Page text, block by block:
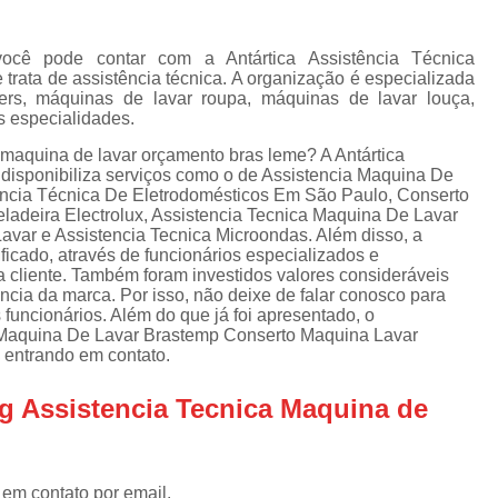
Assistencia Tecnica
Assistencia Tecnica Refrigerador Electrolux
Assistencia Tecnica Lavadora Secadora
Assistencia Tecnica Maquina Secadora de
Assistencia Tecnica
Assistencia Tecnica Samsung
Assistencia Tecnica Secadora a Gas
Assistencia Tecnica Secadora Enxuta
Assistencia Tecnica de Fogão
pode contar com a Antártica Assistência Técnica
de assistência técnica. A organização é especializada
máquinas de lavar roupa, máquinas de lavar louça,
especialidades.
de lavar orçamento bras leme? A Antártica
serviços como o de Assistencia Maquina De
Técnica De Eletrodomésticos Em São Paulo, Conserto
Electrolux, Assistencia Tecnica Maquina De Lavar
e Assistencia Tecnica Microondas. Além disso, a
através de funcionários especializados e
Também foram investidos valores consideráveis
da marca. Por isso, não deixe de falar conosco para
Além do que já foi apresentado, o
De Lavar Brastemp Conserto Maquina Lavar
em contato.
Assistencia Tecnica Maquina de
contato por email.